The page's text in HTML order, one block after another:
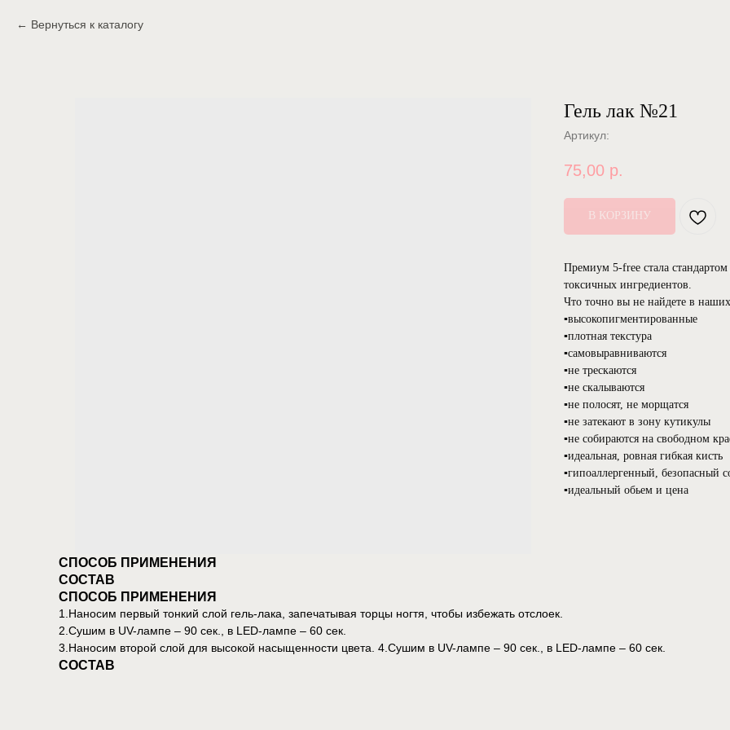
Вернуться к каталогу
Гель лак №21
Артикул:
75,00 р.
В КОРЗИНУ
Премиум 5-free стала стандартом
токсичных ингредиентов.
Что точно вы не найдете в наших
▪️высокопигментированные
▪️плотная текстура
▪️самовыравниваются
▪️не трескаются
▪️не скалываются
▪️не полосят, не морщатся
▪️не затекают в зону кутикулы
▪️не собираются на свободном
▪️идеальная, ровная гибкая кисть
▪️гипоаллергенный, безопасный
▪️идеальный обьем и цена
СПОСОБ ПРИМЕНЕНИЯ
СОСТАВ
СПОСОБ ПРИМЕНЕНИЯ
1.Наносим первый тонкий слой гель-лака, запечатывая торцы ногтя, чтобы избежать отслоек.
2.Сушим в UV-лампе – 90 сек., в LED-лампе – 60 сек.
3.Наносим второй слой для высокой насыщенности цвета. 4.Сушим в UV-лампе – 90 сек., в LED-лампе – 60 сек.
СОСТАВ